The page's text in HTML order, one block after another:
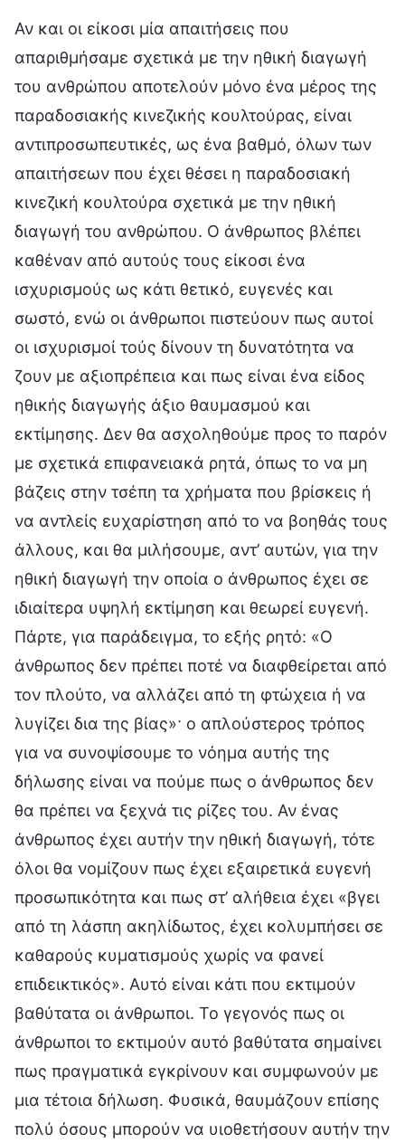
Αν και οι είκοσι μία απαιτήσεις που
απαριθμήσαμε σχετικά με την ηθική διαγωγή
του ανθρώπου αποτελούν μόνο ένα μέρος της
παραδοσιακής κινεζικής κουλτούρας, είναι
αντιπροσωπευτικές, ως ένα βαθμό, όλων των
απαιτήσεων που έχει θέσει η παραδοσιακή
κινεζική κουλτούρα σχετικά με την ηθική
διαγωγή του ανθρώπου. Ο άνθρωπος βλέπει
καθέναν από αυτούς τους είκοσι ένα
ισχυρισμούς ως κάτι θετικό, ευγενές και
σωστό, ενώ οι άνθρωποι πιστεύουν πως αυτοί
οι ισχυρισμοί τούς δίνουν τη δυνατότητα να
ζουν με αξιοπρέπεια και πως είναι ένα είδος
ηθικής διαγωγής άξιο θαυμασμού και
εκτίμησης. Δεν θα ασχοληθούμε προς το παρόν
με σχετικά επιφανειακά ρητά, όπως το να μη
βάζεις στην τσέπη τα χρήματα που βρίσκεις ή
να αντλείς ευχαρίστηση από το να βοηθάς τους
άλλους, και θα μιλήσουμε, αντ’ αυτών, για την
ηθική διαγωγή την οποία ο άνθρωπος έχει σε
ιδιαίτερα υψηλή εκτίμηση και θεωρεί ευγενή.
Πάρτε, για παράδειγμα, το εξής ρητό: «Ο
άνθρωπος δεν πρέπει ποτέ να διαφθείρεται από
τον πλούτο, να αλλάζει από τη φτώχεια ή να
λυγίζει δια της βίας»· ο απλούστερος τρόπος
για να συνοψίσουμε το νόημα αυτής της
δήλωσης είναι να πούμε πως ο άνθρωπος δεν
θα πρέπει να ξεχνά τις ρίζες του. Αν ένας
άνθρωπος έχει αυτήν την ηθική διαγωγή, τότε
όλοι θα νομίζουν πως έχει εξαιρετικά ευγενή
προσωπικότητα και πως στ’ αλήθεια έχει «βγει
από τη λάσπη ακηλίδωτος, έχει κολυμπήσει σε
καθαρούς κυματισμούς χωρίς να φανεί
επιδεικτικός». Αυτό είναι κάτι που εκτιμούν
βαθύτατα οι άνθρωποι. Το γεγονός πως οι
άνθρωποι το εκτιμούν αυτό βαθύτατα σημαίνει
πως πραγματικά εγκρίνουν και συμφωνούν με
μια τέτοια δήλωση. Φυσικά, θαυμάζουν επίσης
πολύ όσους μπορούν να υιοθετήσουν αυτήν την